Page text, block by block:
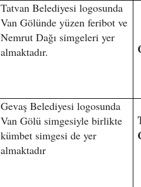
Tatvan Belediyesi logosunda
Van Gölünde yüzen feribot ve
Nemrut Dağı simgeleri yer
almaktadır.
Gevaş Belediyesi logosunda
Van Gölü simgesiyle birlikte
kümbet simgesi de yer
almaktadır